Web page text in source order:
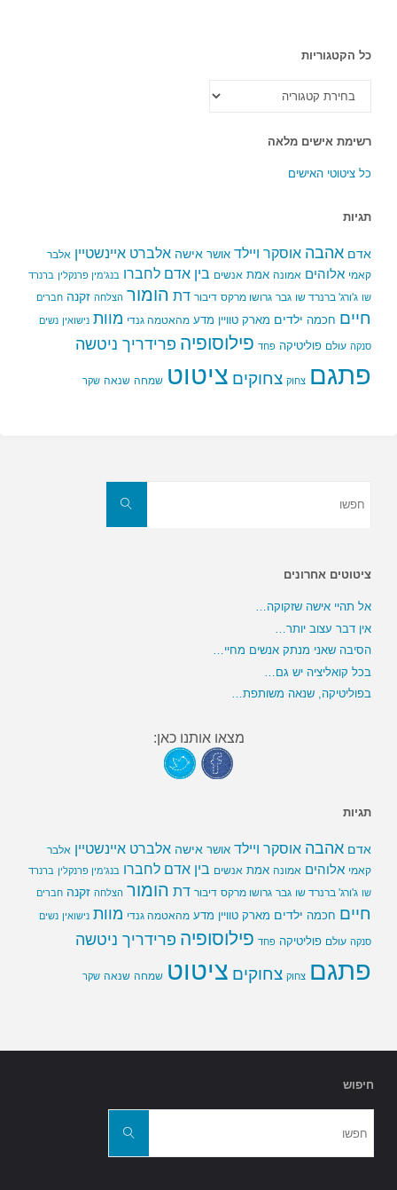
כל הקטגוריות
הקטגוריות
רשימת אישים מלאה
כל ציטוטי האישים
תגיות
אדם אהבה אוסקר ויילד אושר אישה אלברט איינשטיין אלבר
קאמי אלוהים אמונה אמת אנשים בין אדם לחברו בנג'מין פרנקלין ברנרד
שו ג'ורג' ברנרד שו גבר גרושו מרקס דיבור דת הומור הצלחה זקנה חברים
חיים חכמה ילדים מארק טוויין מדע מהאטמה גנדי מוות נישואין נשים
סנקה עולם פוליטיקה פחד פילוסופיה פרידריך ניטשה
פתגם צחוק צחוקים ציטוט שמחה שנאה שקר
חפשו
ציטוטים אחרונים
אל תהיי אישה שזקוקה…
אין דבר עצוב יותר…
הסיבה שאני מנתק אנשים מחיי…
בכל קואליציה יש גם…
בפוליטיקה, שנאה משותפת…
מצאו אותנו כאן:
תגיות
אדם אהבה אוסקר ויילד אושר אישה אלברט איינשטיין אלבר
קאמי אלוהים אמונה אמת אנשים בין אדם לחברו בנג'מין פרנקלין ברנרד
שו ג'ורג' ברנרד שו גבר גרושו מרקס דיבור דת הומור הצלחה זקנה חברים
חיים חכמה ילדים מארק טוויין מדע מהאטמה גנדי מוות נישואין נשים
סנקה עולם פוליטיקה פחד פילוסופיה פרידריך ניטשה
פתגם צחוק צחוקים ציטוט שמחה שנאה שקר
חיפוש
חפשו